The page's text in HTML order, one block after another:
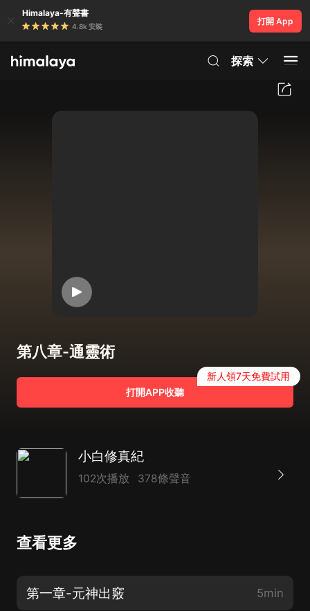
Himalaya-有聲書
4.8k 安裝
打開 App
探索
第八章-通靈術
打開APP收聽
新人領7天免費試用
小白修真紀
102次播放 378條聲音
查看更多
第一章-元神出竅 5min